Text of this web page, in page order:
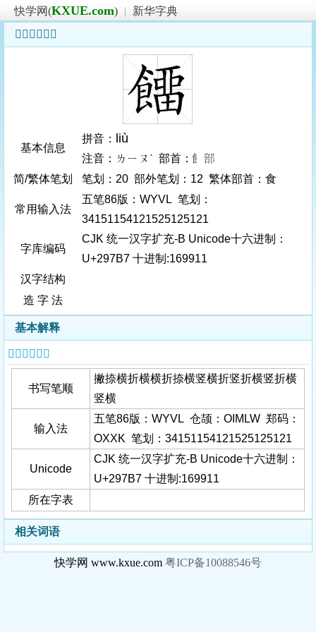
快学网(KXUE.com) |
新华字典
𩞷字基本信息
基本信息
拼音： liù
注音：ㄌㄧㄡˋ 部首： 飠部
简/繁体笔划
笔划：20 部外笔划：12 繁体部首：食
常用输入法
五笔86版：WYVL 笔划：
34151154121525125121
字库编码
CJK 统一汉字扩充-B Unicode十六进制：
U+297B7 十进制:169911
汉字结构
造 字 法
基本解释
𩞷字基本信息
书写笔顺
撇捺横折横横折捺横竖横折竖折横竖折横
竖横
输入法
五笔86版：WYVL 仓颉：OIMLW 郑码：
OXXK 笔划：34151154121525125121
Unicode
CJK 统一汉字扩充-B Unicode十六进制：
U+297B7 十进制:169911
所在字表
相关词语
快学网 www.kxue.com 粤ICP备10088546号